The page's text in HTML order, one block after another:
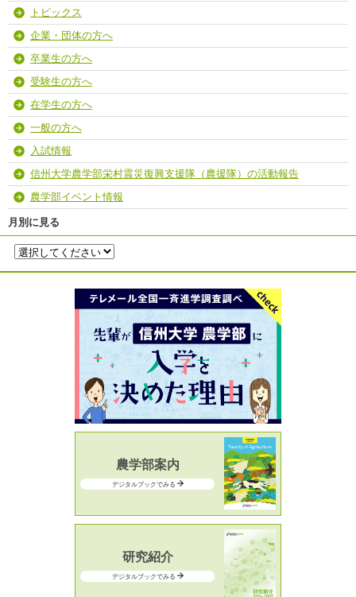
トピックス
企業・団体の方へ
卒業生の方へ
受験生の方へ
在学生の方へ
一般の方へ
入試情報
信州大学農学部栄村震災復興支援隊（農援隊）の活動報告
農学部イベント情報
月別に見る
農学部案内
デジタルブックでみる
研究紹介
デジタルブックでみる